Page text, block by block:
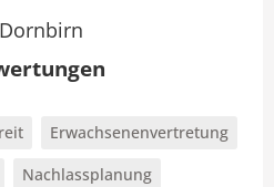
Erwachsenenvertretung
Nachlassplanung